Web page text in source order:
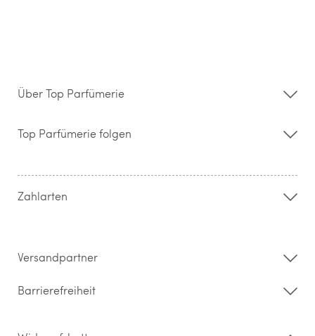
Über Top Parfümerie
Storefinder
Kontakt
Widerrufsrecht & Rückgabebedingungen
Top Parfümerie folgen
Zahlarten
Versandpartner
Barrierefreiheit